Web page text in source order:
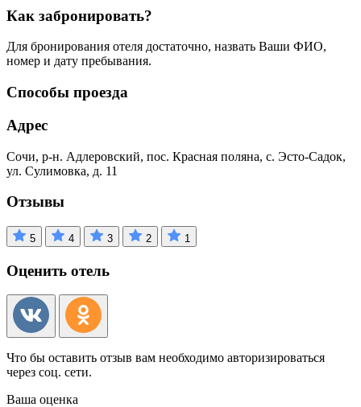
Как забронировать?
Для бронирования отеля достаточно, назвать Ваши ФИО,
номер и дату пребывания.
Способы проезда
Адрес
Сочи, р-н. Адлеровский, пос. Красная поляна, с. Эсто-Садок,
ул. Сулимовка, д. 11
Отзывы
5 4 3 2 1
Оценить отель
Что бы оставить отзыв вам необходимо авторизироваться
через соц. сети.
Ваша оценка